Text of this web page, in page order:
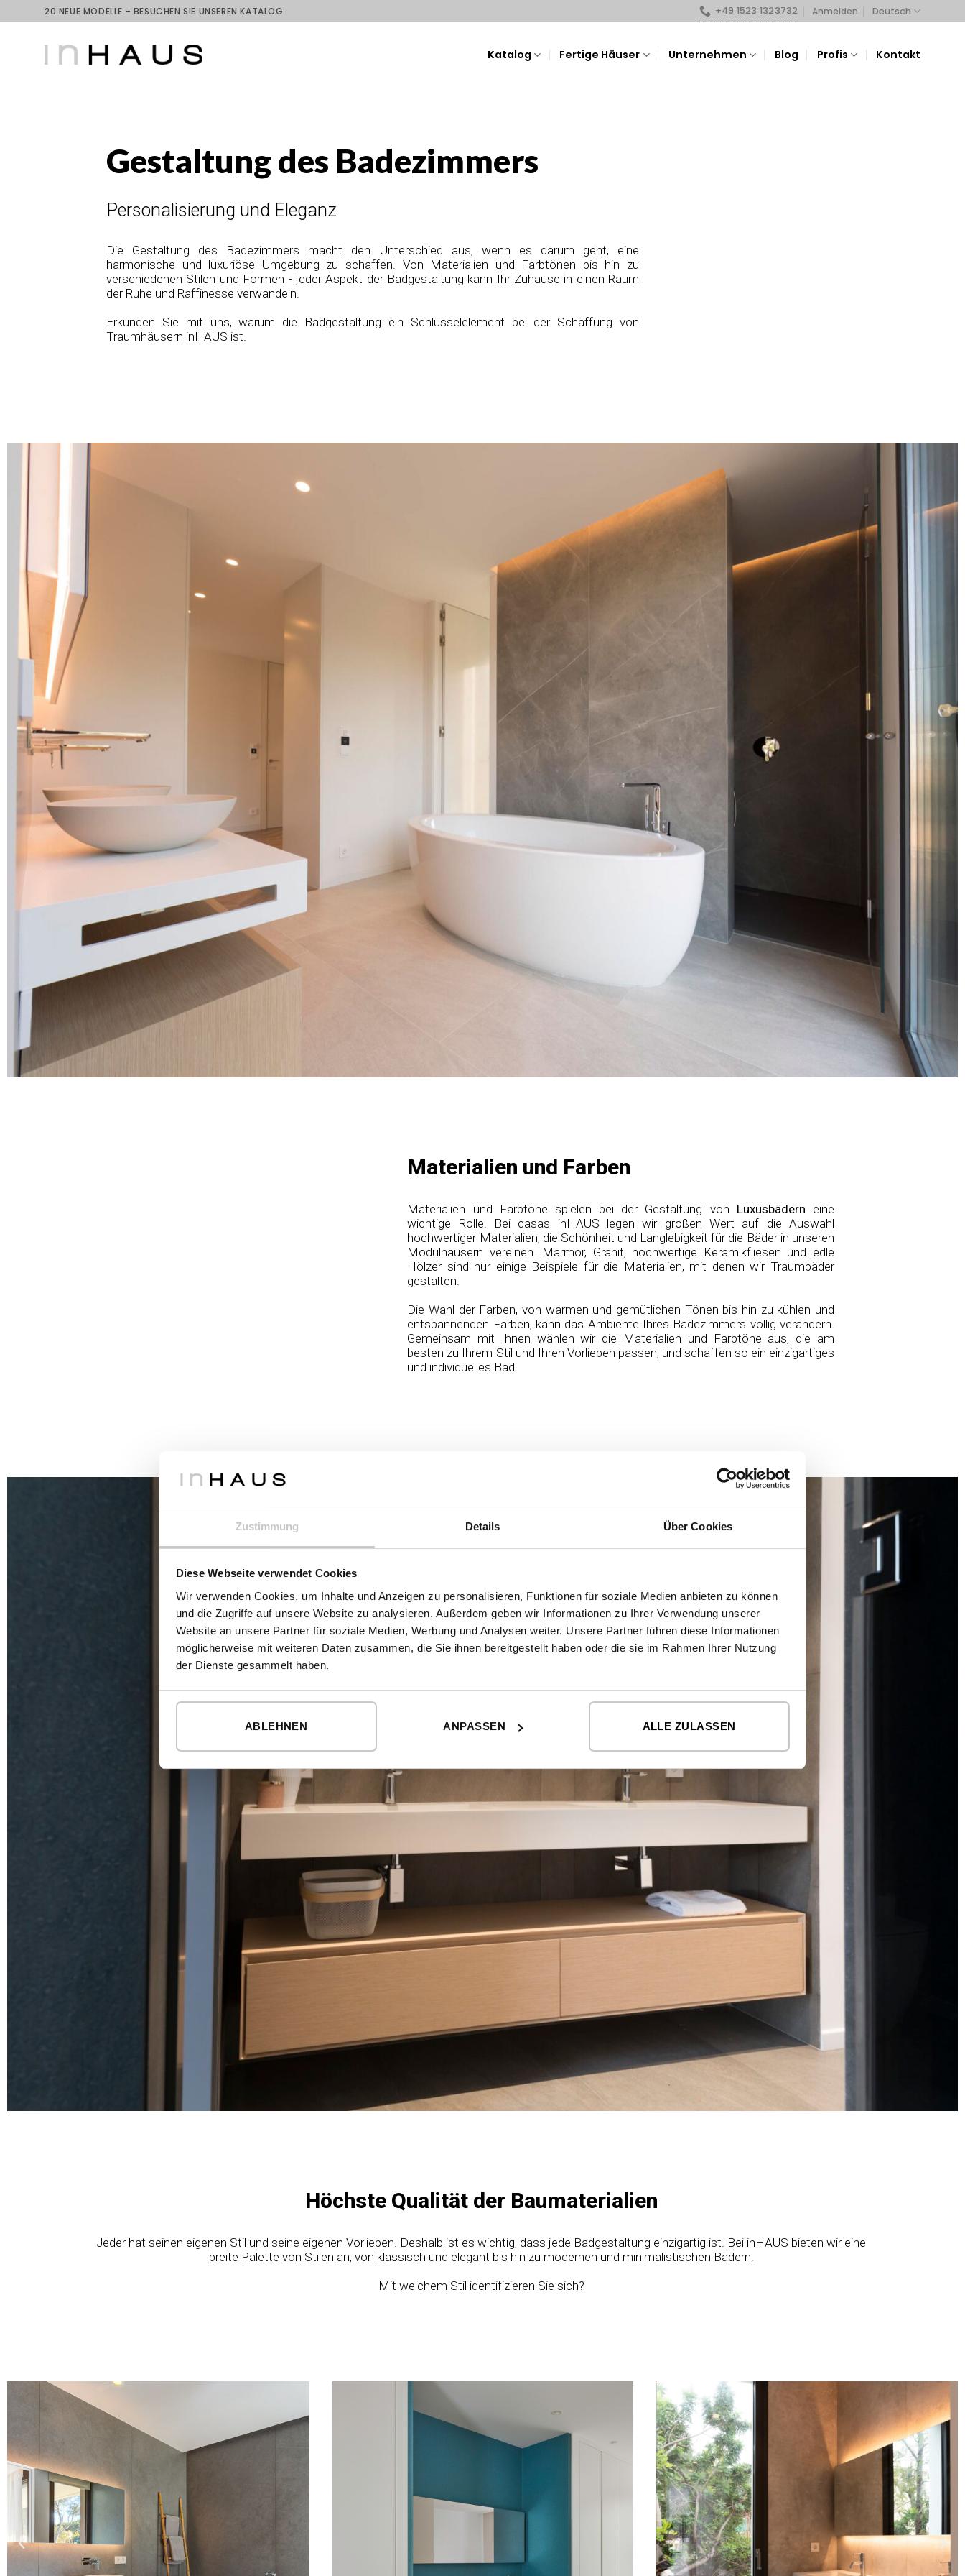
Zustimmung Details Über Cookies
Diese Webseite verwendet Cookies
Wir verwenden Cookies, um Inhalte und Anzeigen zu personalisieren, Funktionen für soziale Medien anbieten zu können
und die Zugriffe auf unsere Website zu analysieren. Außerdem geben wir Informationen zu Ihrer Verwendung unserer
Website an unsere Partner für soziale Medien, Werbung und Analysen weiter. Unsere Partner führen diese Informationen
möglicherweise mit weiteren Daten zusammen, die Sie ihnen bereitgestellt haben oder die sie im Rahmen Ihrer Nutzung
der Dienste gesammelt haben.
ABLEHNEN ANPASSEN ALLE ZULASSEN
20 NEUE MODELLE - BESUCHEN SIE UNSEREN KATALOG +49 1523 1323732 Anmelden Deutsch
Katalog Fertige Häuser Unternehmen Blog Profis Kontakt
Gestaltung des Badezimmers
Personalisierung und Eleganz
Die Gestaltung des Badezimmers macht den Unterschied aus, wenn es darum geht, eine
harmonische und luxuriöse Umgebung zu schaffen. Von Materialien und Farbtönen bis hin zu
verschiedenen Stilen und Formen - jeder Aspekt der Badgestaltung kann Ihr Zuhause in einen Raum
der Ruhe und Raffinesse verwandeln.
Erkunden Sie mit uns, warum die Badgestaltung ein Schlüsselelement bei der Schaffung von
Traumhäusern inHAUS ist.
Materialien und Farben
Materialien und Farbtöne spielen bei der Gestaltung von Luxusbädern eine
wichtige Rolle. Bei casas inHAUS legen wir großen Wert auf die Auswahl
hochwertiger Materialien, die Schönheit und Langlebigkeit für die Bäder in unseren
Modulhäusern vereinen. Marmor, Granit, hochwertige Keramikfliesen und edle
Hölzer sind nur einige Beispiele für die Materialien, mit denen wir Traumbäder
gestalten.
Die Wahl der Farben, von warmen und gemütlichen Tönen bis hin zu kühlen und
entspannenden Farben, kann das Ambiente Ihres Badezimmers völlig verändern.
Gemeinsam mit Ihnen wählen wir die Materialien und Farbtöne aus, die am
besten zu Ihrem Stil und Ihren Vorlieben passen, und schaffen so ein einzigartiges
und individuelles Bad.
Höchste Qualität der Baumaterialien
Jeder hat seinen eigenen Stil und seine eigenen Vorlieben. Deshalb ist es wichtig, dass jede Badgestaltung einzigartig ist. Bei inHAUS bieten wir eine
breite Palette von Stilen an, von klassisch und elegant bis hin zu modernen und minimalistischen Bädern.
Mit welchem Stil identifizieren Sie sich?